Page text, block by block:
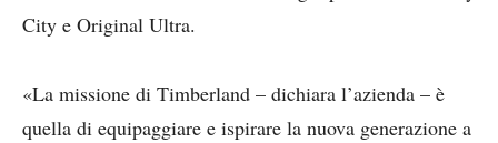
City e Original Ultra.
«La missione di Timberland – dichiara l’azienda – è
quella di equipaggiare e ispirare la nuova generazione a